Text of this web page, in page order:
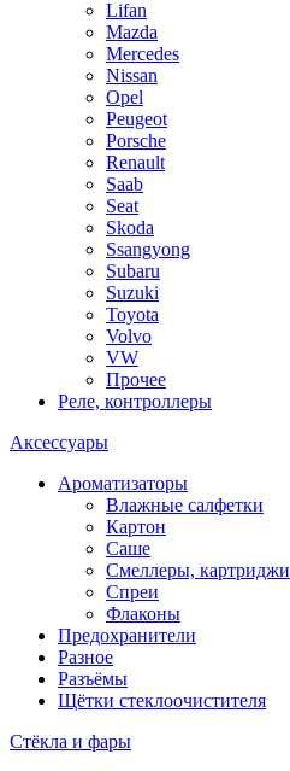
Lifan
Mazda
Mercedes
Nissan
Opel
Peugeot
Porsche
Renault
Saab
Seat
Skoda
Ssangyong
Subaru
Suzuki
Toyota
Volvo
VW
Прочее
Реле, контроллеры
Аксессуары
Ароматизаторы
Влажные салфетки
Картон
Саше
Смеллеры, картриджи
Спреи
Флаконы
Предохранители
Разное
Разъёмы
Щётки стеклоочистителя
Стёкла и фары